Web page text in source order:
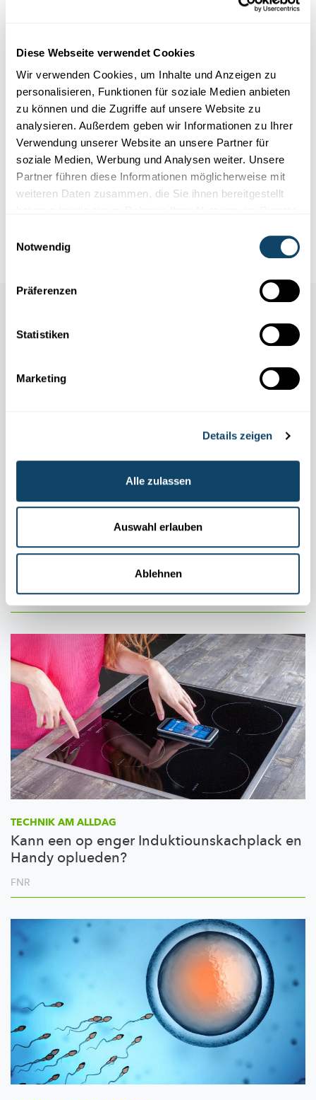
Diese Webseite verwendet Cookies
Wir verwenden Cookies, um Inhalte und Anzeigen zu
personalisieren, Funktionen für soziale Medien anbieten
zu können und die Zugriffe auf unsere Website zu
analysieren. Außerdem geben wir Informationen zu Ihrer
Verwendung unserer Website an unsere Partner für
soziale Medien, Werbung und Analysen weiter. Unsere
Partner führen diese Informationen möglicherweise mit
weiteren Daten zusammen, die Sie ihnen bereitgestellt
Notwendig
Präferenzen
Statistiken
Marketing
Details zeigen
Alle zulassen
Auswahl erlauben
Ablehnen
Experimentieren
BLUMEN-EXPERIMENT
Verwandele weiße Tulpen in farbige!
FNR
Firwat muss een am Fliger de Flugmodus um
FNR
TECHNIK AM ALLDAG
Kann een op enger Induktiounskachplack en
Handy oplueden?
FNR